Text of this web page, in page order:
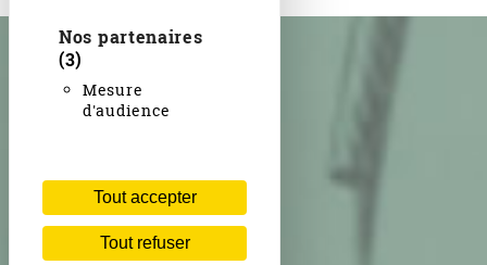
Nos partenaires
(3)
Mesure
d'audience
Tout accepter
Tout refuser